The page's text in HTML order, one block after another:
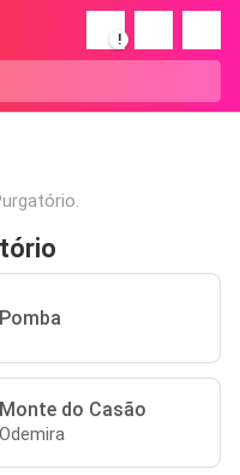
!
Pomba
Monte do Casão
Odemira